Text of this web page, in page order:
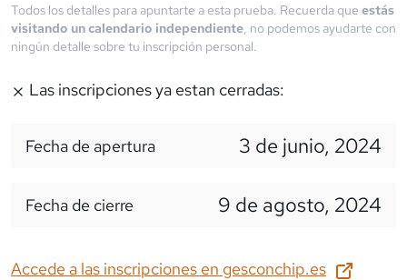
Todos los detalles para apuntarte a esta prueba. Recuerda que estás
visitando un calendario independiente, no podemos ayudarte con
ningún detalle sobre tu inscripción personal.
Las inscripciones ya estan cerradas:
Fecha de apertura 3 de junio, 2024
Fecha de cierre 9 de agosto, 2024
Accede a las inscripciones en gesconchip.es